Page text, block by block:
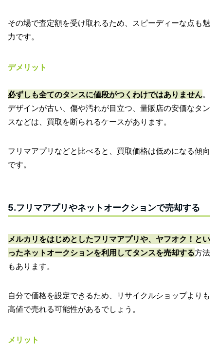
その場で査定額を受け取れるため、スピーディーな点も魅
力です。
デメリット
必ずしも全てのタンスに値段がつくわけではありません。
デザインが古い、傷や汚れが目立つ、量販店の安価なタン
スなどは、買取を断られるケースがあります。
フリマアプリなどと比べると、買取価格は低めになる傾向
です。
5.フリマアプリやネットオークションで売却する
メルカリをはじめとしたフリマアプリや、ヤフオク！とい
ったネットオークションを利用してタンスを売却する方法
もあります。
自分で価格を設定できるため、リサイクルショップよりも
高値で売れる可能性があるでしょう。
メリット